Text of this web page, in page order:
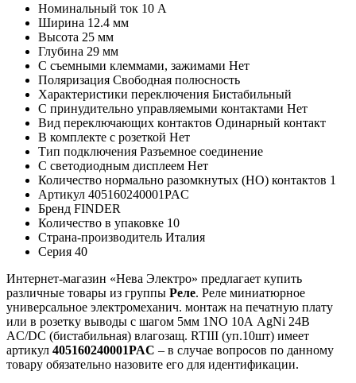
Номинальный ток 10 А
Ширина 12.4 мм
Высота 25 мм
Глубина 29 мм
С съемными клеммами, зажимами Нет
Поляризация Свободная полюсность
Характеристики переключения Бистабильный
С принудительно управляемыми контактами Нет
Вид переключающих контактов Одинарный контакт
В комплекте с розеткой Нет
Тип подключения Разъемное соединение
С светодиодным дисплеем Нет
Количество нормально разомкнутых (НО) контактов 1
Артикул 405160240001PAC
Бренд FINDER
Количество в упаковке 10
Страна-производитель Италия
Серия 40
Интернет-магазин «Нева Электро» предлагает купить
различные товары из группы Реле. Реле миниатюрное
универсальное электромеханич. монтаж на печатную плату
или в розетку выводы с шагом 5мм 1NO 10А AgNi 24В
AC/DC (бистабильная) влагозащ. RTIII (уп.10шт) имеет
артикул 405160240001PAC – в случае вопросов по данному
товару обязательно назовите его для идентификации.